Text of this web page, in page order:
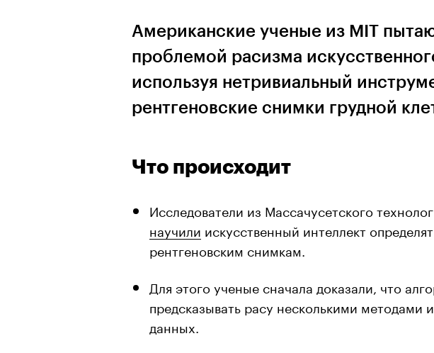
Американские ученые из MIT
проблемой расизма
используя нетривиальный
рентгеновские снимки грудной
Что происходит
Исследователи из Массачусетского
научили искусственный интеллект
рентгеновским снимкам.
Для этого ученые сначала доказали, что
предсказывать расу несколькими методами
данных.